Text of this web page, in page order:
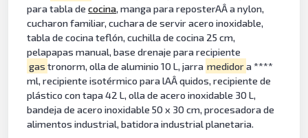
para tabla decocina, manga para reposterAÂ a nylon,
cucharon familiar, cuchara de servir acero inoxidable,
tabla de cocina teflón, cuchilla de cocina 25 cm,
pelapapas manual, base drenaje para recipiente
gas tronorm, olla de aluminio 10 L, jarra medidora ****
ml, recipiente isotérmico para lAÂ quidos, recipiente de
plástico con tapa 42 L, olla de acero inoxidable 30 L,
bandeja de acero inoxidable 50 x 30 cm, procesadora de
alimentos industrial, batidora industrial planetaria.